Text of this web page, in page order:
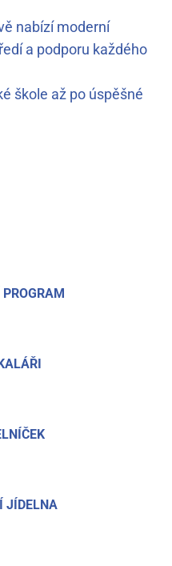
nabízí moderní
a podporu každého
škole až po úspěšné
JÍDELNA